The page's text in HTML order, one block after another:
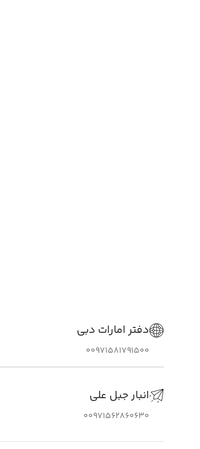
دفتر امارات دبی
00971581791500
انبار جبل علی
00971562860630